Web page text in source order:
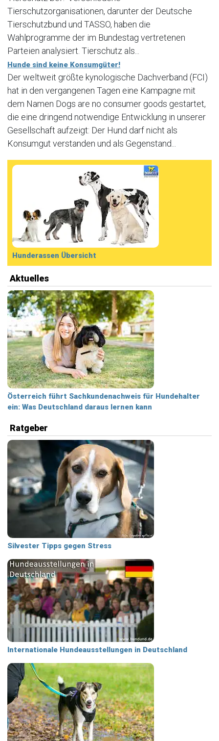
Tierschutzorganisationen, darunter der Deutsche
Tierschutzbund und TASSO, haben die
Wahlprogramme der im Bundestag vertretenen
Parteien analysiert. Tierschutz als...
Hunde sind keine Konsumgüter!
Der weltweit größte kynologische Dachverband (FCI)
hat in den vergangenen Tagen eine Kampagne mit
dem Namen Dogs are no consumer goods gestartet,
die eine dringend notwendige Entwicklung in unserer
Gesellschaft aufzeigt: Der Hund darf nicht als
Konsumgut verstanden und als Gegenstand...
Hunderassen Übersicht
Aktuelles
Österreich führt Sachkundenachweis für Hundehalter
ein: Was Deutschland daraus lernen kann
Ratgeber
Silvester Tipps gegen Stress
Internationale Hundeausstellungen in Deutschland